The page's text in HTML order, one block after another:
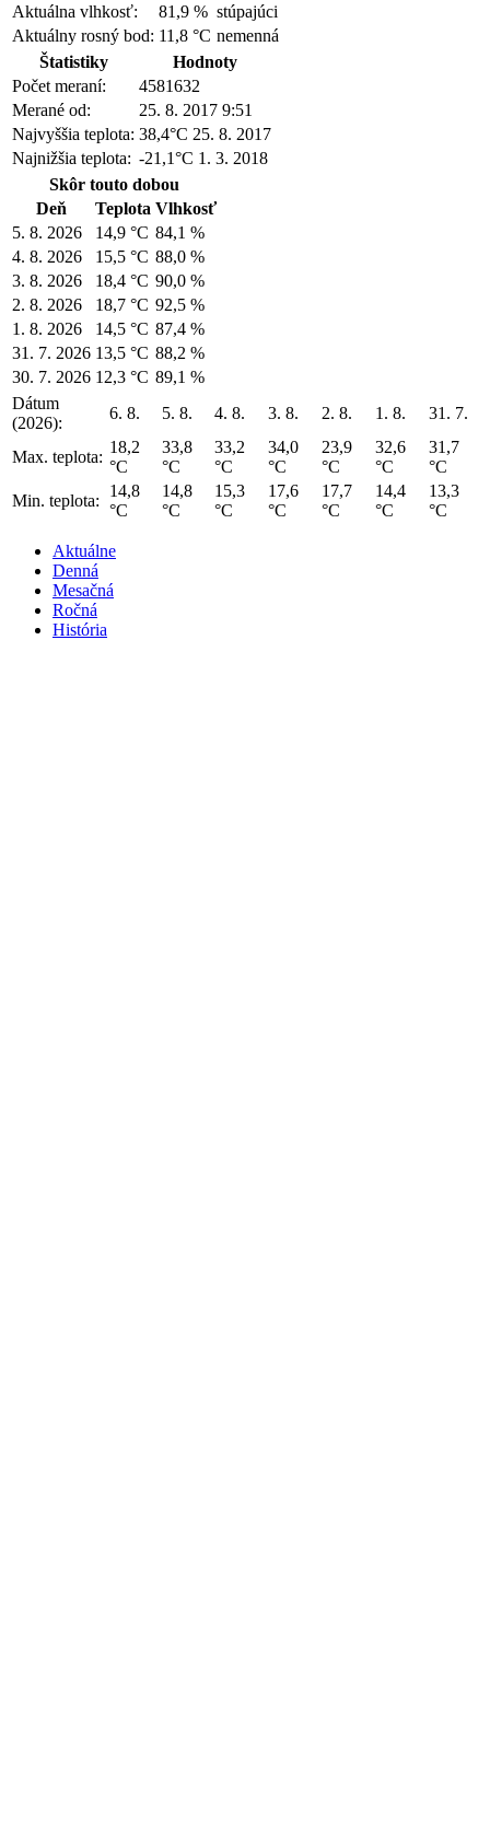
Aktuálna vlhkosť:
81,9 % stúpajúci
Aktuálny rosný bod: 11,8 °C nemenná
Štatistiky
Hodnoty
Počet meraní:
4581632
Merané od:
25. 8. 2017 9:51
Najvyššia teplota: 38,4°C 25. 8. 2017
Najnižšia teplota: -21,1°C 1. 3. 2018
Skôr touto dobou
Deň
Teplota Vlhkosť
5. 8. 2026
14,9 °C 84,1 %
4. 8. 2026
15,5 °C 88,0 %
3. 8. 2026
18,4 °C 90,0 %
2. 8. 2026
18,7 °C 92,5 %
1. 8. 2026
14,5 °C 87,4 %
31. 7. 2026 13,5 °C 88,2 %
30. 7. 2026 12,3 °C 89,1 %
Dátum
(2026):
6. 8. 5. 8. 4. 8. 3. 8. 2. 8. 1. 8. 31. 7.
Max. teplota:
18,2
°C
33,8
°C
33,2
°C
34,0
°C
23,9
°C
32,6
°C
31,7
°C
Min. teplota:
14,8
°C
14,8
°C
15,3
°C
17,6
°C
17,7
°C
14,4
°C
13,3
°C
Aktuálne
Denná
Mesačná
Ročná
História